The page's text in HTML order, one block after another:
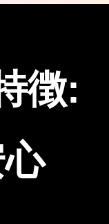
徴: